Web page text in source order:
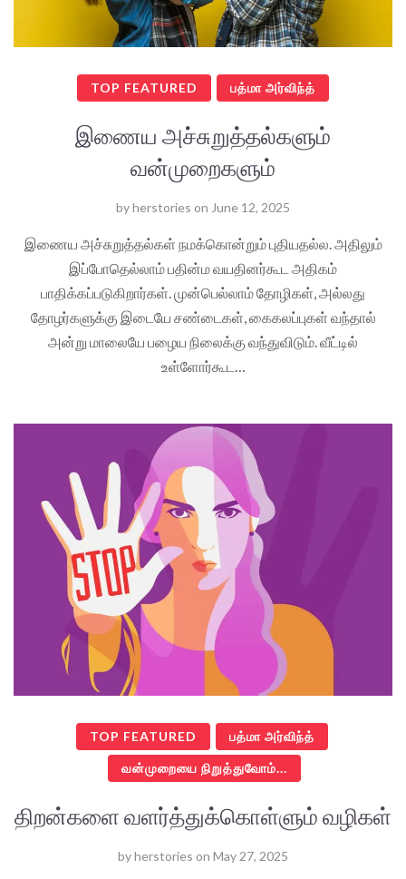
TOP FEATURED பத்மா அர்விந்த்
இணைய அச்சுறுத்தல்களும்
வன்முறைகளும்
byherstories on June 12, 2025
இணைய அச்சுறுத்தல்கள் நமக்கொன்றும் புதியதல்ல. அதிலும்
இப்போதெல்லாம் பதின்ம வயதினர்கூட அதிகம்
பாதிக்கப்படுகிறார்கள். முன்பெல்லாம் தோழிகள், அல்லது
தோழர்களுக்கு இடையே சண்டைகள், கைகலப்புகள் வந்தால்
அன்று மாலையே பழைய நிலைக்கு வந்துவிடும். வீட்டில்
உள்ளோர்கூட…
TOP FEATURED பத்மா அர்விந்த்
வன்முறையை நிறுத்துவோம்...
திறன்களை வளர்த்துக்கொள்ளும் வழிகள்
byherstories on May 27, 2025